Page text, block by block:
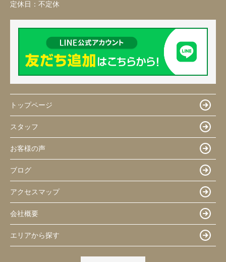
定休日： 不定休
トップページ
スタッフ
お客様の声
ブログ
アクセスマップ
会社概要
エリアから探す